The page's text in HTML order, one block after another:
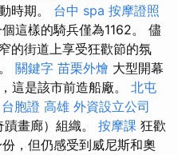
時期。 台中 spa 按摩證照
這樣的騎兵僅為1162。 儘
的街道上享受狂歡節的氛
關鍵字 苗栗外燴 大型開幕
這是該市前造船廠。 北屯
台胞證 高雄 外資設立公司
畫廊）組織。 按摩課 狂歡
，但仍感受到威尼斯和奧